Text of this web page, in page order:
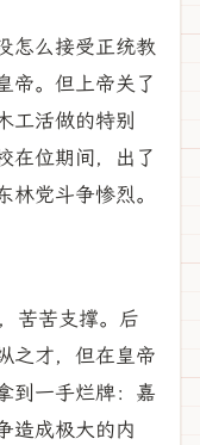
怎么接受正统教
帝。但上帝关了
工活做的特别
在位期间，出了
党斗争惨烈。
苦苦支撑。后
之才，但在皇帝
到一手烂牌：嘉
造成极大的内